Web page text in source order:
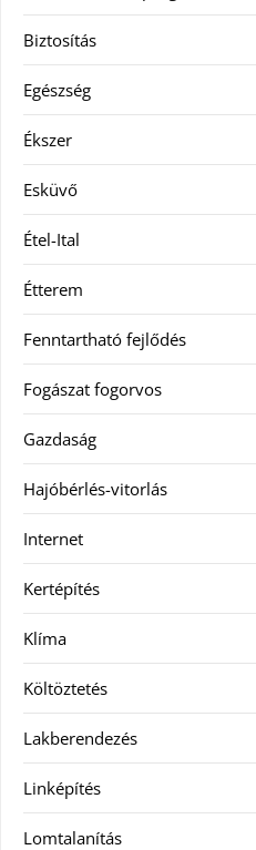
Biztosítás
Egészség
Ékszer
Esküvő
Étel-Ital
Étterem
Fenntartható fejlődés
Fogászat fogorvos
Gazdaság
Hajóbérlés-vitorlás
Internet
Kertépítés
Klíma
Költöztetés
Lakberendezés
Linképítés
Lomtalanítás